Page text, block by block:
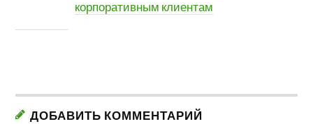
корпоративным клиентам
ДОБАВИТЬ КОММЕНТАРИЙ